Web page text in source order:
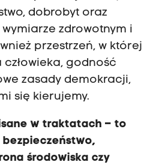
dobrobyt oraz
zdrowotnym i
przestrzeń, w której
godność
zasady demokracji,
się kierujemy.
w traktatach – to
bezpieczeństwo,
środowiska czy